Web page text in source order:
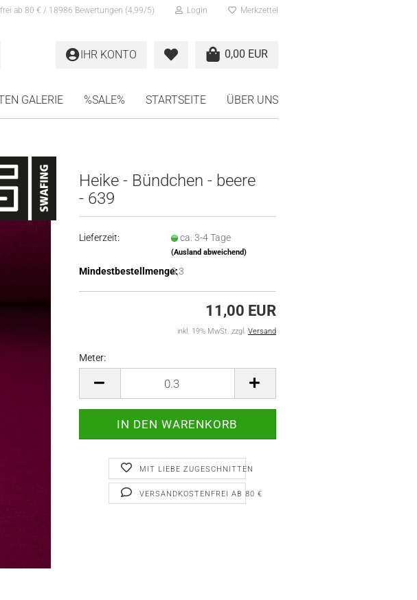
ab 80 € / 18986 Bewertungen (4,99/5) Login Merkzettel
0,00 EUR
IHR KONTO
GALERIE %SALE% STARTSEITE ÜBER UNS
Heike - Bündchen - beere
- 639
Lieferzeit: ca. 3-4 Tage
(Ausland abweichend)
Mindestbestellmenge:0,3
11,00 EUR
inkl. 19% MwSt. zzgl. Versand
Meter:
Meter
MIT LIEBE ZUGESCHNITTEN
VERSANDKOSTENFREI AB 80 €